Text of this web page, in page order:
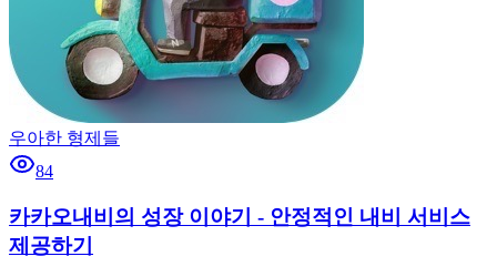
우아한 형제들
84
카카오내비의 성장 이야기 - 안정적인 내비 서비스
제공하기